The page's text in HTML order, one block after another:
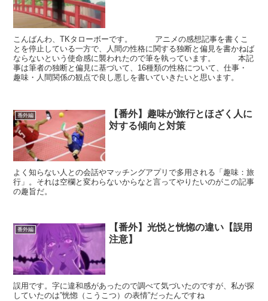
こんばんわ、TKタローボーです。 アニメの感想記事を書くこ
とを停止している一方で、人間の性格に関する独断と偏見を書かねば
ならないという使命感に襲われたので筆を執っています。 本記
事は筆者の独断と偏見に基づいて、16種類の性格について、仕事・
趣味・人間関係の観点で良し悪しを書いていきたいと思います。
番外編
【番外】趣味が旅行とほざく人に
対する傾向と対策
よく知らない人との会話やマッチングアプリで多用される「趣味：旅
行」。それは空欄と変わらないからなと言ってやりたいのがこの記事
の趣旨だ。
番外編
【番外】光悦と恍惚の違い【誤用
注意】
誤用です。字に違和感があったので調べて気づいたのですが、私が探
していたのは”恍惚（こうこつ）の表情”だったんですね